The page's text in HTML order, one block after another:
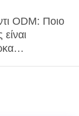
ODM: Ποιο